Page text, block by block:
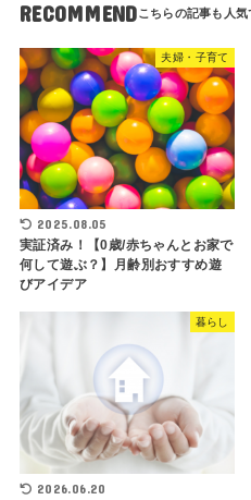
RECOMMEND
夫婦・子育て
2025.08.05
実証済み！【0歳/赤ちゃんとお家で
何して遊ぶ？】月齢別おすすめ遊
びアイデア
暮らし
2026.06.20